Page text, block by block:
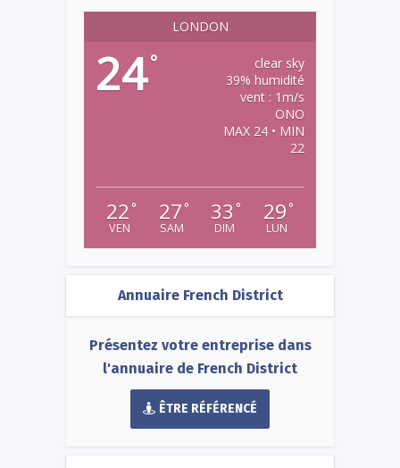
LONDON
24°
clear sky
39% humidité
vent : 1m/s
ONO
MAX 24 • MIN
22
22 °
VEN
27 °
SAM
33 °
DIM
29 °
LUN
Annuaire French District
Présentez votre entreprise dans
l'annuaire de French District
ÊTRE RÉFÉRENCÉ